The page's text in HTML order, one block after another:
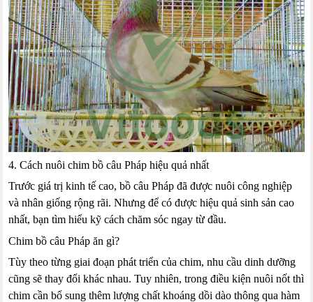
4. Cách nuôi chim bồ câu Pháp hiệu quả nhất
Trước giá trị kinh tế cao, bồ câu Pháp đã được nuôi công nghiệp
và nhân giống rộng rãi. Nhưng để có được hiệu quả sinh sản cao
nhất, bạn tìm hiểu kỹ cách chăm sóc ngay từ đầu.
Chim bồ câu Pháp ăn gì?
Tùy theo từng giai đoạn phát triển của chim, nhu cầu dinh dưỡng
cũng sẽ thay đổi khác nhau. Tuy nhiên, trong điều kiện nuôi nốt thì
chim cần bổ sung thêm lượng chất khoáng dồi dào thông qua hàm